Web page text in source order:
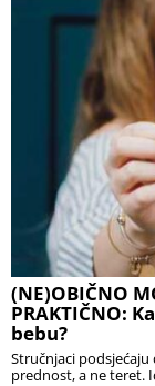
(NE)OBIČNO
PRAKTIČNO:
bebu?
Stručnjaci
prednost, a ne teret.